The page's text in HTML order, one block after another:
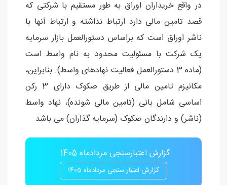
در واقع خریداران اوراق به طور مستقیم با شرکتی که
قصد تامین مالی دارد ارتباط نداشته و ارتباط آنها با
ناشر اوراق است که براساس دستورالعمل بازار سرمایه
یک شرکت با مسئولیت محدود به نام واسط است
(ماده 3 دستورالعمل فعالیت نهادهای واسط). بنابراین،
مکانیزم تامین مالی از طریق صکوک دارای 3 رکن
اساسی شامل بانی (تامین مالی شونده)، نهاد واسط
(ناشر) و دارندگان صکوک (سرمایه گذاران) می باشد.
گزارش اعتبارسنجی مردادماه 1405
گزارش اعتبار سنجی مردادماه 1405